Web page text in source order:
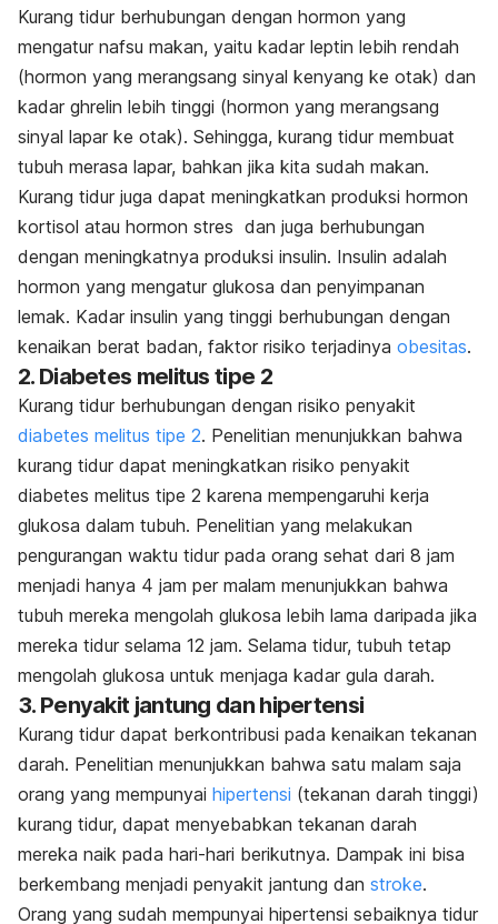
Kurang tidur berhubungan dengan hormon yang
mengatur nafsu makan, yaitu kadar leptin lebih rendah
(hormon yang merangsang sinyal kenyang ke otak) dan
kadar ghrelin lebih tinggi (hormon yang merangsang
sinyal lapar ke otak). Sehingga, kurang tidur membuat
tubuh merasa lapar, bahkan jika kita sudah makan.
Kurang tidur juga dapat meningkatkan produksi hormon
kortisol atau hormon stres dan juga berhubungan
dengan meningkatnya produksi insulin. Insulin adalah
hormon yang mengatur glukosa dan penyimpanan
lemak. Kadar insulin yang tinggi berhubungan dengan
kenaikan berat badan, faktor risiko terjadinya obesitas.
2. Diabetes melitus tipe 2
Kurang tidur berhubungan dengan risiko penyakit
diabetes melitus tipe 2. Penelitian menunjukkan bahwa
kurang tidur dapat meningkatkan risiko penyakit
diabetes melitus tipe 2 karena mempengaruhi kerja
glukosa dalam tubuh. Penelitian yang melakukan
pengurangan waktu tidur pada orang sehat dari 8 jam
menjadi hanya 4 jam per malam menunjukkan bahwa
tubuh mereka mengolah glukosa lebih lama daripada jika
mereka tidur selama 12 jam. Selama tidur, tubuh tetap
mengolah glukosa untuk menjaga kadar gula darah.
3. Penyakit jantung dan hipertensi
Kurang tidur dapat berkontribusi pada kenaikan tekanan
darah. Penelitian menunjukkan bahwa satu malam saja
orang yang mempunyai hipertensi (tekanan darah tinggi)
kurang tidur, dapat menyebabkan tekanan darah
mereka naik pada hari-hari berikutnya. Dampak ini bisa
berkembang menjadi penyakit jantung dan stroke.
Orang yang sudah mempunyai hipertensi sebaiknya tidur